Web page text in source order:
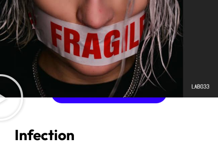
ÉCOUTER L'ALBUM
ACHETER L'ALBUM
Infection